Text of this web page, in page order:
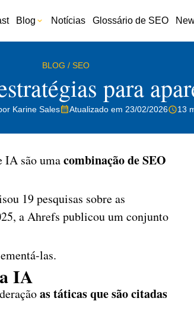
Blog Notícias Glossário de SEO
BLOG / SEO
para
Karine Sales Atualizado em 23/02/2026 13
IA são umacombinação de SEO
19 pesquisas sobre as
a Ahrefs publicou um conjunto
las.
IA
as táticas que são citadas